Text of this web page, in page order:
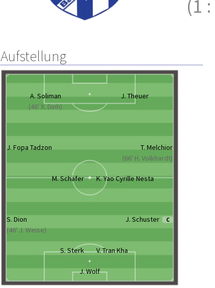
(1 :
Aufstellung
A. Soliman
(46' X. Dinh)
J. Theuer
J. Fopa Tadzon
T. Melchior
(66' H. Volkhardt)
M. Schäfer K. Yao Cyrille Nesta
S. Dion
(46' J. Weise)
J. Schuster C
S. Sterk V. Tran Kha
J. Wolf